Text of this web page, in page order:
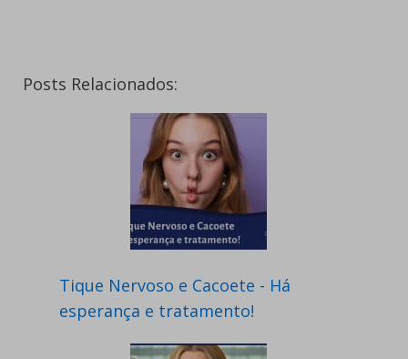
Posts Relacionados:
Tique Nervoso e Cacoete - Há
esperança e tratamento!